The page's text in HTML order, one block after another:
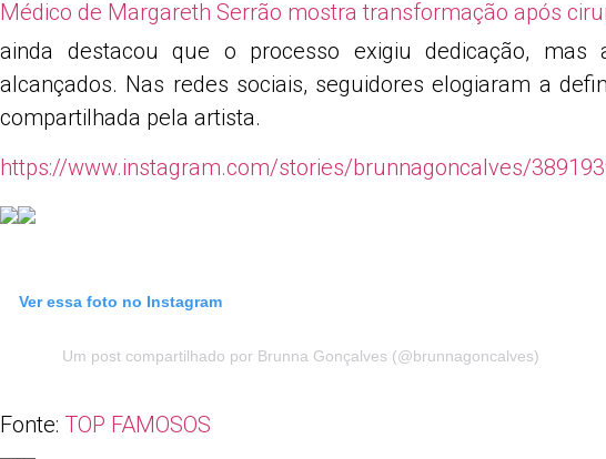
Médico de Margareth Serrão mostra transformação após
ainda destacou que o processo exigiu dedicação,
alcançados. Nas redes sociais, seguidores elogiaram a
compartilhada pela artista.
https://www.instagram.com/stories/brunnagoncalves/
Ver essa foto no Instagram
Um post compartilhado por Brunna Gonçalves (@brunnagoncalves)
Fonte: TOP FAMOSOS